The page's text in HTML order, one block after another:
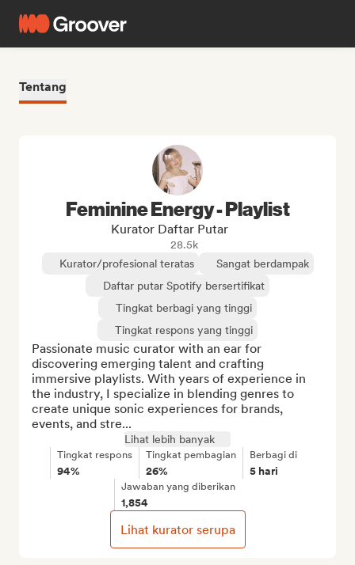
Tentang
Feminine Energy - Playlist
Kurator Daftar Putar
28.5k
Kurator/profesional teratas
Sangat berdampak
Daftar putar Spotify bersertifikat
Tingkat berbagi yang tinggi
Tingkat respons yang tinggi
Passionate music curator with an ear for
discovering emerging talent and crafting
immersive playlists. With years of experience in
the industry, I specialize in blending genres to
create unique sonic experiences for brands,
events, and stre...
Lihat lebih banyak
Tingkat respons
94%
Tingkat pembagian
26%
Berbagi di
5 hari
Jawaban yang diberikan
1,854
Lihat kurator serupa